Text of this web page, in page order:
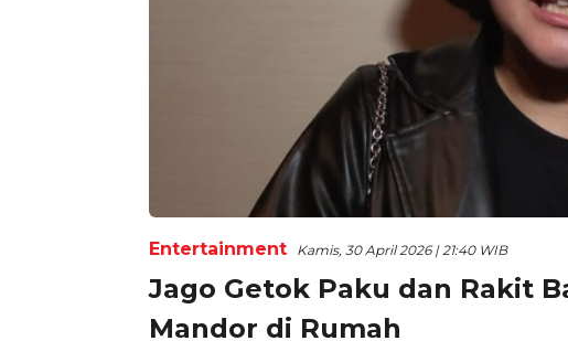
Entertainment Kamis, 30 April 2026 | 21:40 WIB
Jago Getok Paku dan Rakit
Mandor di Rumah